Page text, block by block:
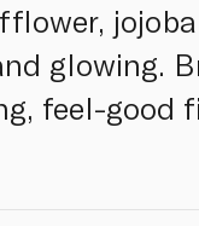
glowing.
feel-good